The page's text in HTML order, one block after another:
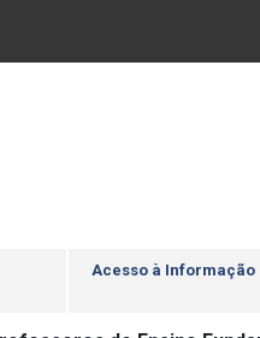
Acesso à Informação